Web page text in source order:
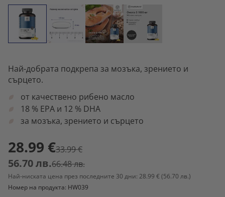
Най-добрата подкрепа за мозъка, зрението и
сърцето.
от качествено рибено масло
18 % EPA и 12 % DHA
за мозъка, зрението и сърцето
28.99 €33.99 €
56.70 лв.66.48 лв.
Най-ниската цена през последните 30 дни: 28.99 €(56.70 лв.)
Номер на продукта: HW039